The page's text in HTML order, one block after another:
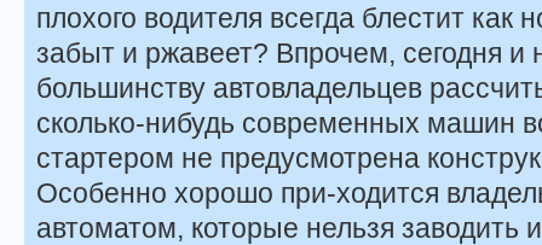
плохого водителя всегда блестит как
забыт и ржавеет? Впрочем, сегодня и
большинству автовладельцев
сколько-нибудь современных машин
стартером не предусмотрена
Особенно хорошо при-ходится
автоматом, которые нельзя заводить